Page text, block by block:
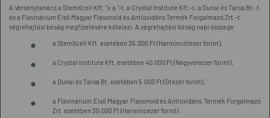
A Versenytanács a StemXcell Kft. "v.a."-t, a Crystal Institute Kft.-t, a Dunai és Társa Bt.-t
és a Flavinárium Első Magyar Flavonoid és Antioxidáns Termék Forgalmazó Zrt.-t
végrehajtási bírság megfizetésére kötelezi. A végrehajtási bírság napi összege
a StemXcell Kft. esetében 35.000 Ft (Harmincötezer forint),
a Crystal Institute Kft. esetében 40.000 Ft (Negyvenezer forint),
a Dunai és Társa Bt. esetében 5.000 Ft (Ötezer forint),
a Flavinárium Első Magyar Flavonoid és Antioxidáns Termék Forgalmazó
Zrt. esetében 30.000 Ft (Harmincezer forint).